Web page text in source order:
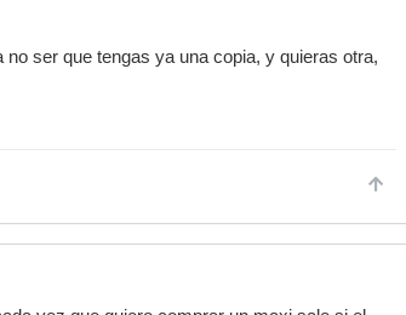
ser que tengas ya una copia, y quieras otra,